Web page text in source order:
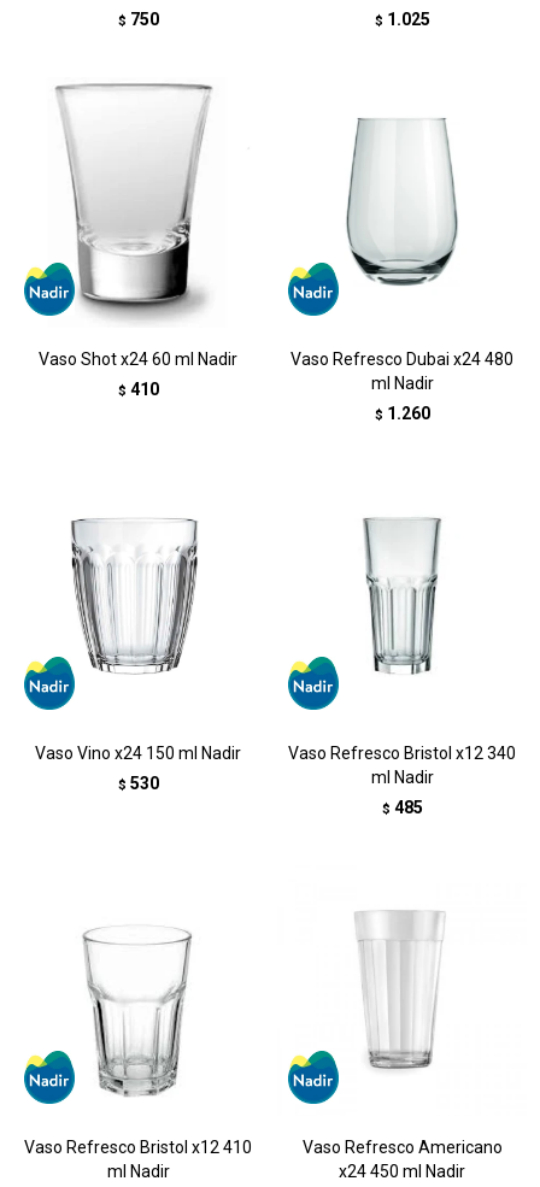
$ 750 $ 1.025
Vaso Shot x24 60 ml Nadir
$ 410
Vaso Refresco Dubai x24 480
ml Nadir
$ 1.260
Vaso Vino x24 150 ml Nadir
$ 530
Vaso Refresco Bristol x12 340
ml Nadir
$ 485
Vaso Refresco Bristol x12 410
ml Nadir
Vaso Refresco Americano
x24 450 ml Nadir